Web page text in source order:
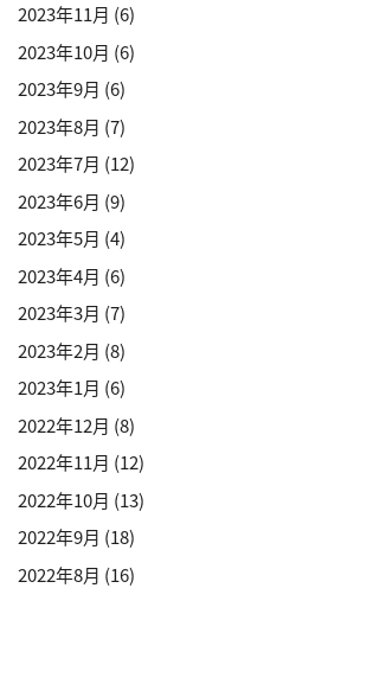
2023年11月 (6)
2023年10月 (6)
2023年9月 (6)
2023年8月 (7)
2023年7月 (12)
2023年6月 (9)
2023年5月 (4)
2023年4月 (6)
2023年3月 (7)
2023年2月 (8)
2023年1月 (6)
2022年12月 (8)
2022年11月 (12)
2022年10月 (13)
2022年9月 (18)
2022年8月 (16)